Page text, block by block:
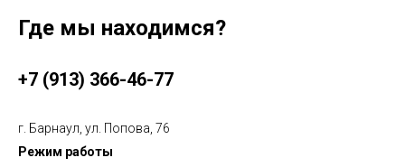
Где мы находимся?
+7 (913) 366-46-77
г. Барнаул, ул. Попова, 76
Режим работы